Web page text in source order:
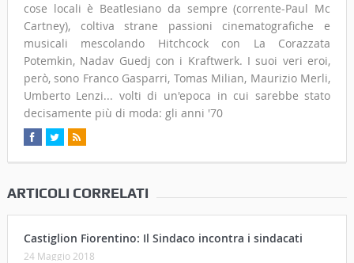
cose locali è Beatlesiano da sempre (corrente-Paul Mc
Cartney), coltiva strane passioni cinematografiche e
musicali mescolando Hitchcock con La Corazzata
Potemkin, Nadav Guedj con i Kraftwerk. I suoi veri eroi,
però, sono Franco Gasparri, Tomas Milian, Maurizio Merli,
Umberto Lenzi... volti di un'epoca in cui sarebbe stato
decisamente più di moda: gli anni '70
ARTICOLI CORRELATI
Castiglion Fiorentino: Il Sindaco incontra i sindacati
24 Maggio 2018